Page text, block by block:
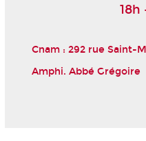
18h
Cnam : 292 rue Saint-
Amphi. Abbé Grégoire